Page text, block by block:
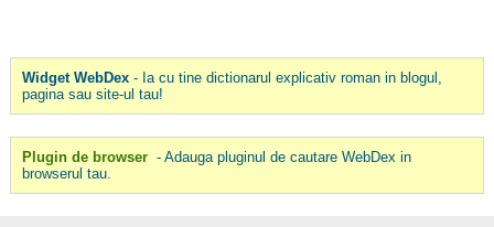
Widget WebDex- Ia cu tine dictionarul explicativ roman in blogul,
pagina sau site-ul tau!
Plugin de browser - Adauga pluginul de cautare WebDex in
browserul tau.